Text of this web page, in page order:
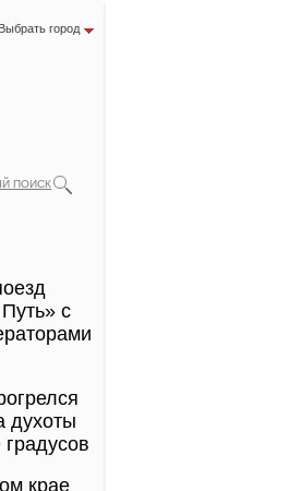
Выбрать город
ПОИСК
с
духоты
крае